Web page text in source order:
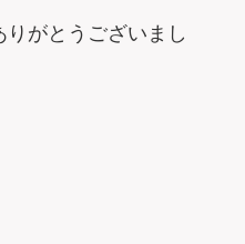
がとうございまし